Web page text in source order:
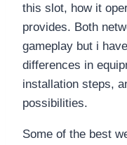
this slot, how it
provides. Both
gameplay but i
differences in
installation steps,
possibilities.
Some of the best